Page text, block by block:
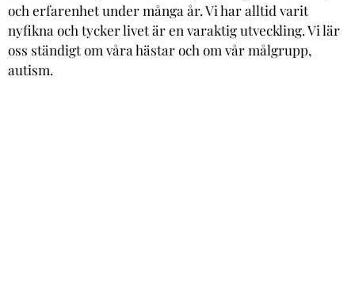
och erfarenhet under många år. Vi har alltid varit
nyfikna och tycker livet är en varaktig utveckling. Vi lär
oss ständigt om våra hästar och om vår målgrupp,
autism.